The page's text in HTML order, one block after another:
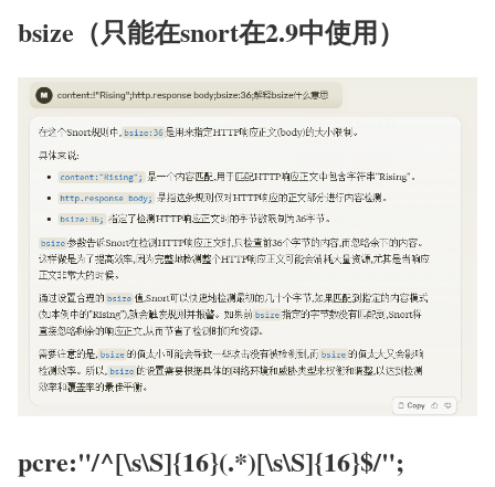
bsize（只能在snort在2.9中使用）
pcre:"/^[\s\S]{16}(.*)[\s\S]{16}$/";